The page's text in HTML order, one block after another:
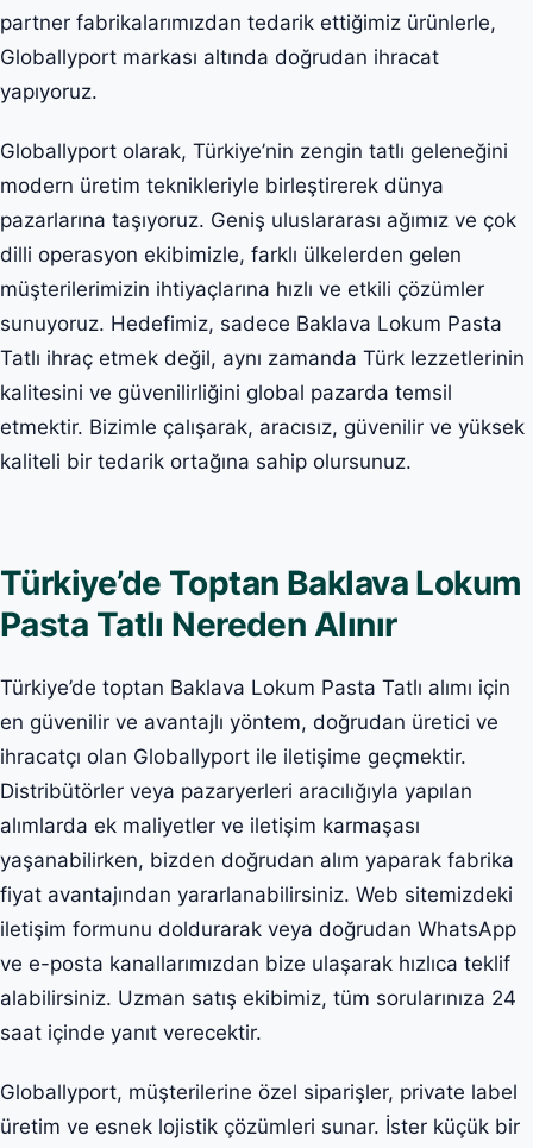
partner fabrikalarımızdan tedarik ettiğimiz ürünlerle,
Globallyport markası altında doğrudan ihracat
yapıyoruz.
Globallyport olarak, Türkiye’nin zengin tatlı geleneğini
modern üretim teknikleriyle birleştirerek dünya
pazarlarına taşıyoruz. Geniş uluslararası ağımız ve çok
dilli operasyon ekibimizle, farklı ülkelerden gelen
müşterilerimizin ihtiyaçlarına hızlı ve etkili çözümler
sunuyoruz. Hedefimiz, sadece Baklava Lokum Pasta
Tatlı ihraç etmek değil, aynı zamanda Türk lezzetlerinin
kalitesini ve güvenilirliğini global pazarda temsil
etmektir. Bizimle çalışarak, aracısız, güvenilir ve yüksek
kaliteli bir tedarik ortağına sahip olursunuz.
Türkiye’de Toptan Baklava Lokum
Pasta Tatlı Nereden Alınır
Türkiye’de toptan Baklava Lokum Pasta Tatlı alımı için
en güvenilir ve avantajlı yöntem, doğrudan üretici ve
ihracatçı olan Globallyport ile iletişime geçmektir.
Distribütörler veya pazaryerleri aracılığıyla yapılan
alımlarda ek maliyetler ve iletişim karmaşası
yaşanabilirken, bizden doğrudan alım yaparak fabrika
fiyat avantajından yararlanabilirsiniz. Web sitemizdeki
iletişim formunu doldurarak veya doğrudan WhatsApp
ve e-posta kanallarımızdan bize ulaşarak hızlıca teklif
alabilirsiniz. Uzman satış ekibimiz, tüm sorularınıza 24
saat içinde yanıt verecektir.
Globallyport, müşterilerine özel siparişler, private label
üretim ve esnek lojistik çözümleri sunar. İster küçük bir